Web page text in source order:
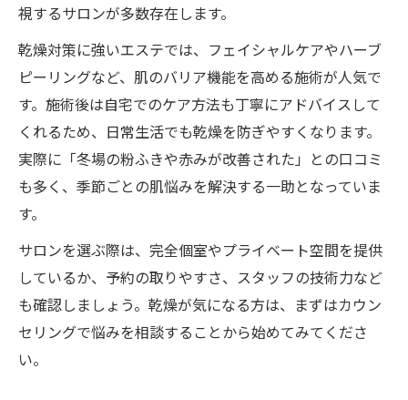
口コミ高評価の札幌エステケアおすすめ
肌悩みに応じたエステ施術の選び方
エステで叶えるツヤ肌と癒やし時間の秘訣
エステでツヤ肌を目指すための基本ステッ
プ
エステでリラクゼーションを深めるコツ
施術後の肌変化を実感するポイントとは
エステ通いで自信を持てる肌へと導く方法
初めての方も安心できるカウンセリング重視
視するサロンが多数存在します。
乾燥対策に強いエステでは、フェイシャルケアやハーブ
ピーリングなど、肌のバリア機能を高める施術が人気で
す。施術後は自宅でのケア方法も丁寧にアドバイスして
くれるため、日常生活でも乾燥を防ぎやすくなります。
実際に「冬場の粉ふきや赤みが改善された」との口コミ
も多く、季節ごとの肌悩みを解決する一助となっていま
す。
サロンを選ぶ際は、完全個室やプライベート空間を提供
しているか、予約の取りやすさ、スタッフの技術力など
も確認しましょう。乾燥が気になる方は、まずはカウン
セリングで悩みを相談することから始めてみてくださ
い。